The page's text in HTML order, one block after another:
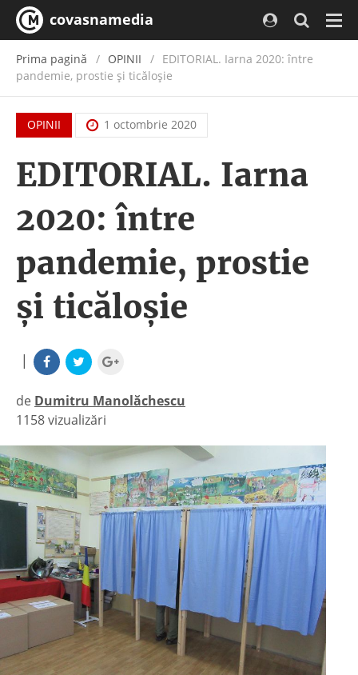
covasnamedia
Prima pagină OPINII
EDITORIAL. Iarna 2020: între
pandemie, prostie şi ticăloşie
OPINII 1 octombrie 2020
EDITORIAL. Iarna
2020: între
pandemie, prostie
şi ticăloşie
|
de Dumitru Manolăchescu
|
1158 vizualizări